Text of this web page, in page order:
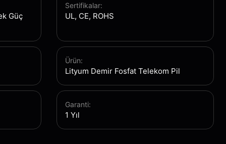
Güç
Sertifikalar:
UL, CE, ROHS
Ürün:
Lityum Demir Fosfat Telekom Pil
Garanti:
1 Yıl